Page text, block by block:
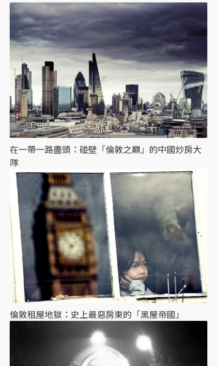
在一帶一路盡頭：碰壁「倫敦之巔」的中國炒房大
隊
倫敦租屋地獄：史上最惡房東的「黑屋帝國」